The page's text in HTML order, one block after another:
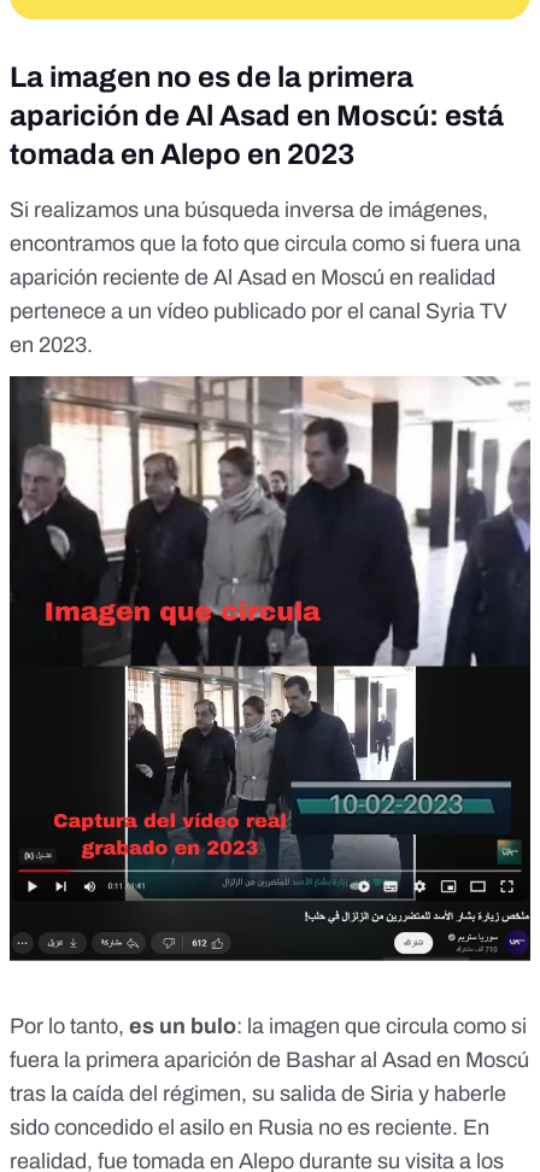
La imagen no es de la primera
aparición de Al Asad en Moscú: está
tomada en Alepo en 2023
Si realizamos una búsqueda inversa de imágenes,
encontramos que la foto que circula como si fuera una
aparición reciente de Al Asad en Moscú en realidad
pertenece a un vídeo publicado por el canal Syria TV
en 2023.
Por lo tanto, es un bulo: la imagen que circula como si
fuera la primera aparición de Bashar al Asad en Moscú
tras la caída del régimen, su salida de Siria y haberle
sido concedido el asilo en Rusia no es reciente. En
realidad, fue tomada en Alepo durante su visita a los